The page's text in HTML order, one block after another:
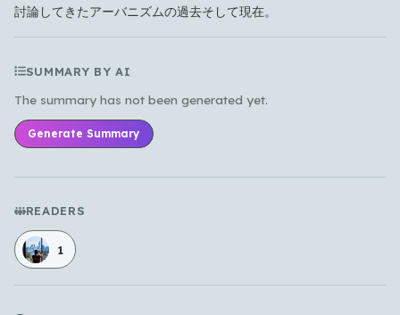
討論してきたアーバニズムの過去そして現在。
SUMMARY BY AI
The summary has not been generated yet.
Generate Summary
READERS
1